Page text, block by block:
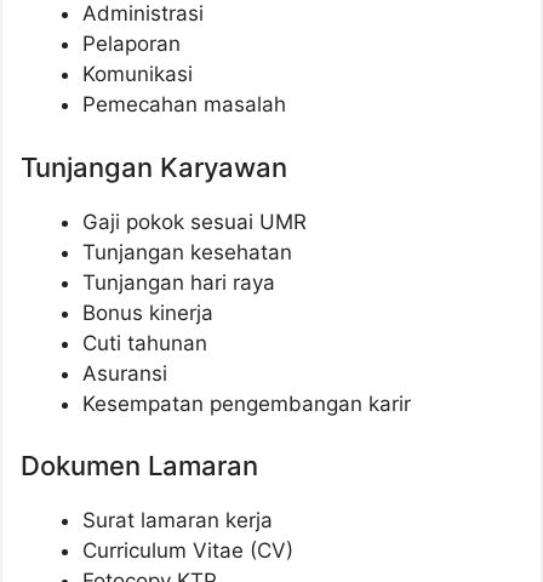
Administrasi
Pelaporan
Komunikasi
Pemecahan masalah
Tunjangan Karyawan
Gaji pokok sesuai UMR
Tunjangan kesehatan
Tunjangan hari raya
Bonus kinerja
Cuti tahunan
Asuransi
Kesempatan pengembangan karir
Dokumen Lamaran
Surat lamaran kerja
Curriculum Vitae (CV)